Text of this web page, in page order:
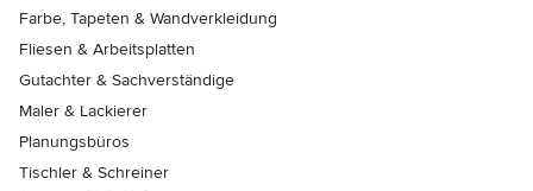
Farbe, Tapeten & Wandverkleidung
Fliesen & Arbeitsplatten
Gutachter & Sachverständige
Maler & Lackierer
Planungsbüros
Tischler & Schreiner